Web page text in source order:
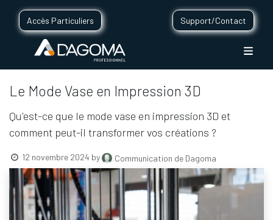
Accès Particuliers Support/Contact
Le Mode Vase en Impression 3D
Qu'est-ce que le mode vase en impression 3D et
comment peut-il transformer vos créations ?
12 novembre 2024 by Communication de Dagoma